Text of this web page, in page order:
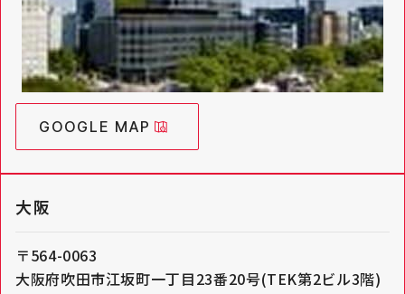
GOOGLE MAP
大阪
〒564-0063
大阪府吹田市江坂町一丁目23番20号(TEK第2ビル3階)